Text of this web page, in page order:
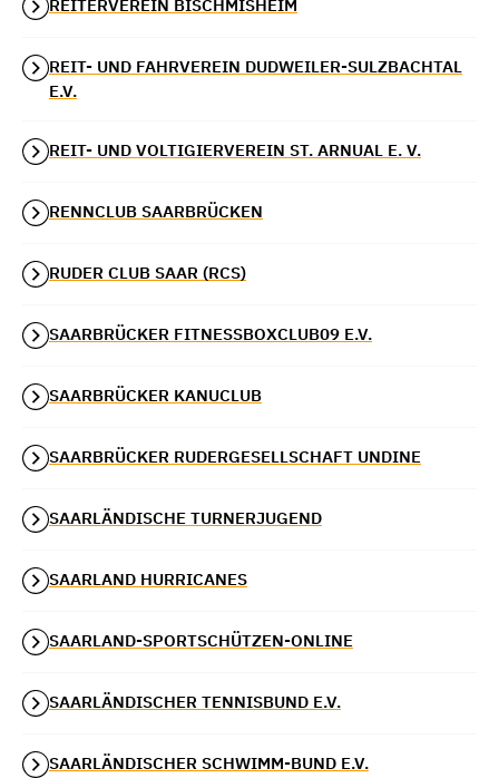
REITERVEREIN BISCHMISHEIM
REIT- UND FAHRVEREIN DUDWEILER-SULZBACHTAL
E.V.
REIT- UND VOLTIGIERVEREIN ST. ARNUAL E. V.
RENNCLUB SAARBRÜCKEN
RUDER CLUB SAAR (RCS)
SAARBRÜCKER FITNESSBOXCLUB09 E.V.
SAARBRÜCKER KANUCLUB
SAARBRÜCKER RUDERGESELLSCHAFT UNDINE
SAARLÄNDISCHE TURNERJUGEND
SAARLAND HURRICANES
SAARLAND-SPORTSCHÜTZEN-ONLINE
SAARLÄNDISCHER TENNISBUND E.V.
SAARLÄNDISCHER SCHWIMM-BUND E.V.